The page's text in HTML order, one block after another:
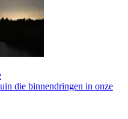
die binnendringen in onze